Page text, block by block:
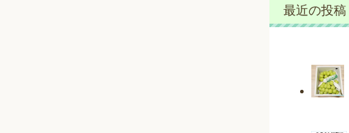
最近の投稿